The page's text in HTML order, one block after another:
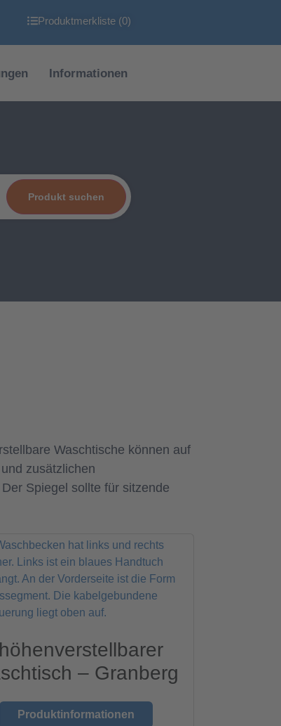
Produktmerkliste (0)
Informationen
Produkt suchen
Waschtische können auf
zusätzlichen
Spiegel sollte für sitzende
– Granberg
Produktinformationen